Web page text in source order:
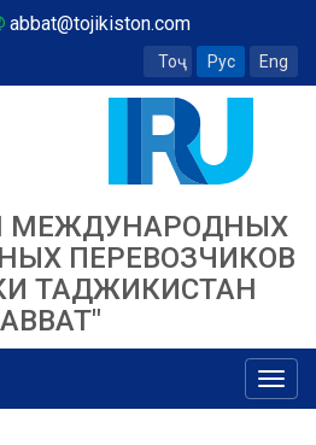
abbat@tojikiston.com
Тоҷ Рус Eng
МЕЖДУНАРОДНЫХ
ПЕРЕВОЗЧИКОВ
ТАДЖИКИСТАН